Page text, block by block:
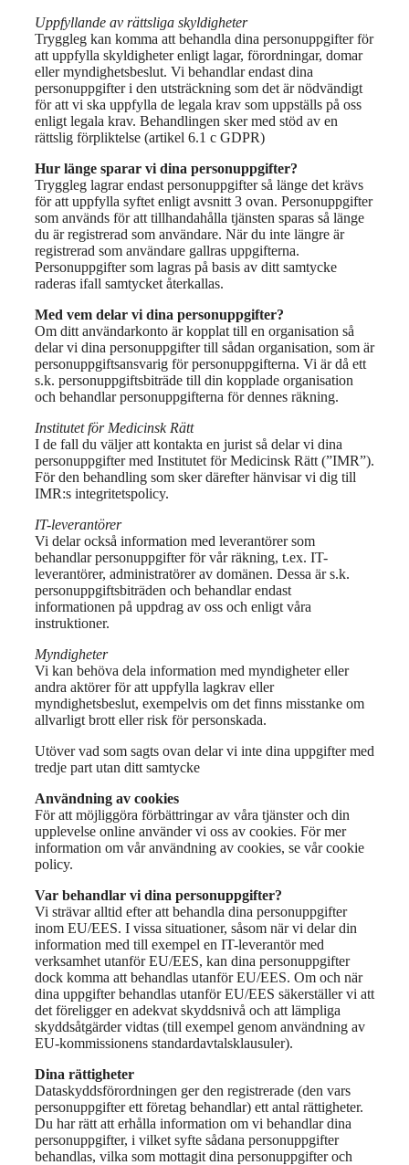
Uppfyllande av rättsliga skyldigheter
Tryggleg kan komma att behandla dina personuppgifter för
att uppfylla skyldigheter enligt lagar, förordningar, domar
eller myndighetsbeslut. Vi behandlar endast dina
personuppgifter i den utsträckning som det är nödvändigt
för att vi ska uppfylla de legala krav som uppställs på oss
enligt legala krav. Behandlingen sker med stöd av en
rättslig förpliktelse (artikel 6.1 c GDPR)
Hur länge sparar vi dina personuppgifter?
Tryggleg lagrar endast personuppgifter så länge det krävs
för att uppfylla syftet enligt avsnitt 3 ovan. Personuppgifter
som används för att tillhandahålla tjänsten sparas så länge
du är registrerad som användare. När du inte längre är
registrerad som användare gallras uppgifterna.
Personuppgifter som lagras på basis av ditt samtycke
raderas ifall samtycket återkallas.
Med vem delar vi dina personuppgifter?
Om ditt användarkonto är kopplat till en organisation så
delar vi dina personuppgifter till sådan organisation, som är
personuppgiftsansvarig för personuppgifterna. Vi är då ett
s.k. personuppgiftsbiträde till din kopplade organisation
och behandlar personuppgifterna för dennes räkning.
Institutet för Medicinsk Rätt
I de fall du väljer att kontakta en jurist så delar vi dina
personuppgifter med Institutet för Medicinsk Rätt (”IMR”).
För den behandling som sker därefter hänvisar vi dig till
IMR:s integritetspolicy.
IT-leverantörer
Vi delar också information med leverantörer som
behandlar personuppgifter för vår räkning, t.ex. IT-
leverantörer, administratörer av domänen. Dessa är s.k.
personuppgiftsbiträden och behandlar endast
informationen på uppdrag av oss och enligt våra
instruktioner.
Myndigheter
Vi kan behöva dela information med myndigheter eller
andra aktörer för att uppfylla lagkrav eller
myndighetsbeslut, exempelvis om det finns misstanke om
allvarligt brott eller risk för personskada.
Utöver vad som sagts ovan delar vi inte dina uppgifter med
tredje part utan ditt samtycke
Användning av cookies
För att möjliggöra förbättringar av våra tjänster och din
upplevelse online använder vi oss av cookies. För mer
information om vår användning av cookies, se vår cookie
policy.
Var behandlar vi dina personuppgifter?
Vi strävar alltid efter att behandla dina personuppgifter
inom EU/EES. I vissa situationer, såsom när vi delar din
information med till exempel en IT-leverantör med
verksamhet utanför EU/EES, kan dina personuppgifter
dock komma att behandlas utanför EU/EES. Om och när
dina uppgifter behandlas utanför EU/EES säkerställer vi att
det föreligger en adekvat skyddsnivå och att lämpliga
skyddsåtgärder vidtas (till exempel genom användning av
EU-kommissionens standardavtalsklausuler).
Dina rättigheter
Dataskyddsförordningen ger den registrerade (den vars
personuppgifter ett företag behandlar) ett antal rättigheter.
Du har rätt att erhålla information om vi behandlar dina
personuppgifter, i vilket syfte sådana personuppgifter
behandlas, vilka som mottagit dina personuppgifter och